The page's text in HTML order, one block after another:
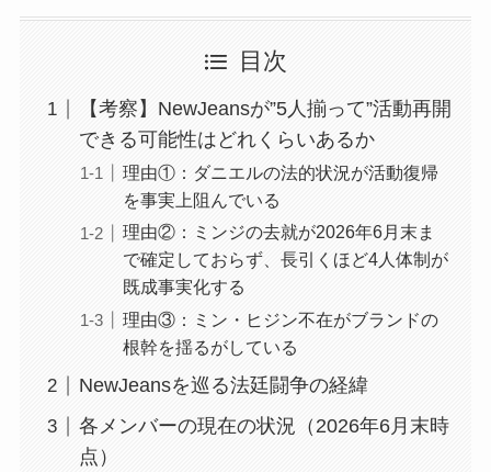
目次
【考察】NewJeansが”5人揃って”活動再開
できる可能性はどれくらいあるか
理由①：ダニエルの法的状況が活動復帰
を事実上阻んでいる
理由②：ミンジの去就が2026年6月末ま
で確定しておらず、長引くほど4人体制が
既成事実化する
理由③：ミン・ヒジン不在がブランドの
根幹を揺るがしている
NewJeansを巡る法廷闘争の経緯
各メンバーの現在の状況（2026年6月末時
点）